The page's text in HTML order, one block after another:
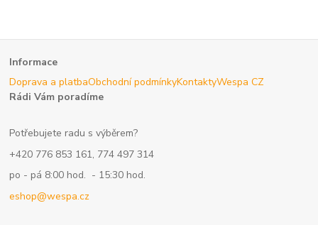
Informace
Doprava a platbaObchodní podmínkyKontaktyWespa CZ
Rádi Vám poradíme
Potřebujete radu s výběrem?
+420 776 853 161, 774 497 314
po - pá 8:00 hod. - 15:30 hod.
eshop@wespa.cz